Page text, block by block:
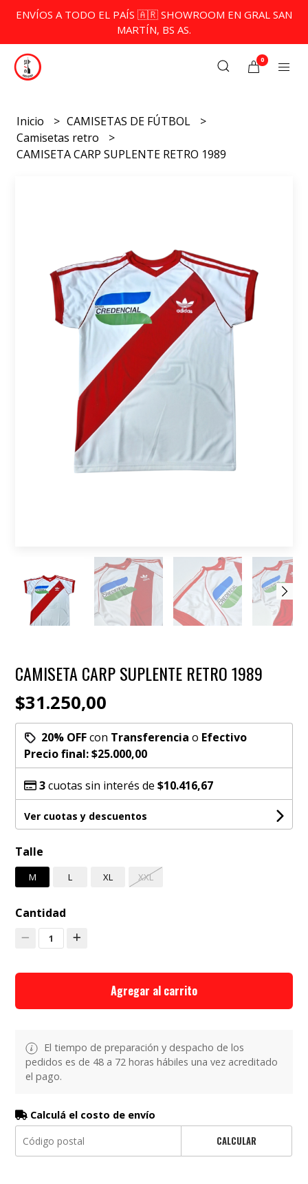
ENVÍOS A TODO EL PAÍS 🇦🇷 SHOWROOM EN GRAL SAN
MARTÍN, BS AS.
0
Inicio
CAMISETAS DE FÚTBOL
Camisetas retro
CAMISETA CARP SUPLENTE RETRO 1989
CAMISETA CARP SUPLENTE RETRO 1989
$31.250,00
20% OFFcon Transferencia o Efectivo
Precio final:$25.000,00
3cuotas sin interés de$10.416,67
Ver cuotas y descuentos
Talle
M L XL XXL
Cantidad
1
Agregar al carrito
El tiempo de preparación y despacho de los
pedidos es de 48 a 72 horas hábiles una vez acreditado
el pago.
Calculá el costo de envío
CALCULAR